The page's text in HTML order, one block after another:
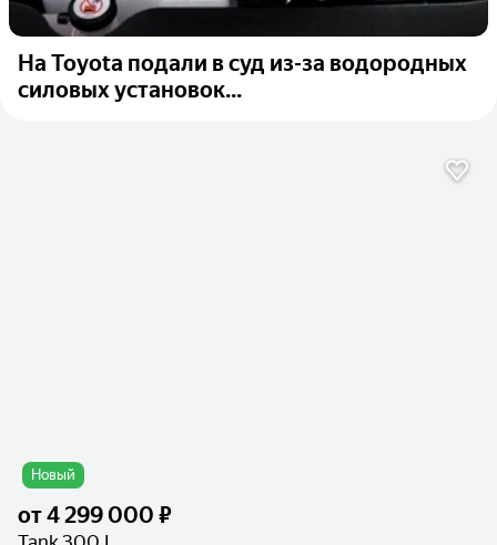
На Toyota подали в суд из-за водородных
силовых установок...
Новый
от4 299 000 ₽